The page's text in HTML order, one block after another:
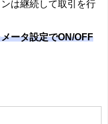
は継続して取引を行
ータ設定でON/OFF